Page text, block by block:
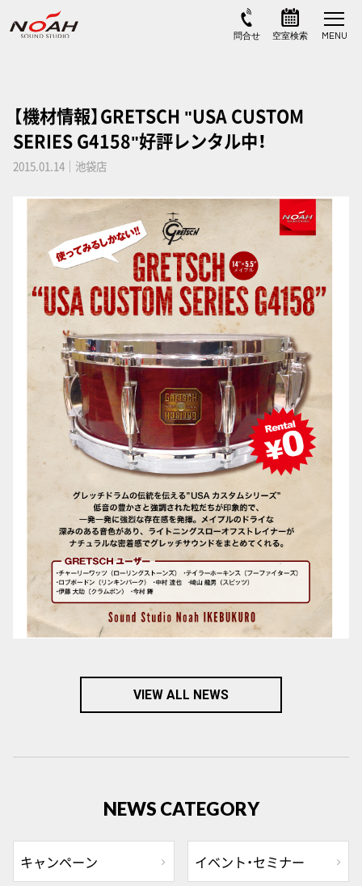
【機材情報】GRETSCH "USA CUSTOM
SERIES G4158"好評レンタル中！
2015.01.14｜池袋店
VIEW ALL NEWS
NEWS CATEGORY
キャンペーン イベント・セミナー